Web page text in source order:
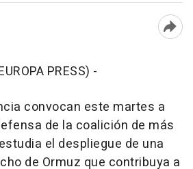
PRESS) -
convocan este martes a
de la coalición de más
el despliegue de una
de Ormuz que contribuya a